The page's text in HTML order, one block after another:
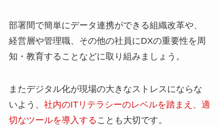
部署間で簡単にデータ連携ができる組織改革や、
経営層や管理職、その他の社員にDXの重要性を周
知・教育することなどに取り組みましょう。
またデジタル化が現場の大きなストレスにならな
いよう、 社内のITリテラシーのレベルを踏まえ、適
切なツールを導入する ことも大切です。